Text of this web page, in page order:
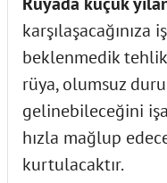
karşılaşacağınıza
beklenmedik
rüya, olumsuz
gelinebileceğini
hızla mağlup
kurtulacaktır.